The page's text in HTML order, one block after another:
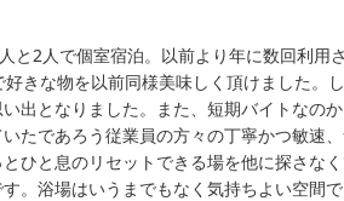
と2人で個室宿泊。以前より年に数回利
きな物を以前同様美味しく頂けました。
出となりました。また、短期バイトなの
たであろう従業員の方々の丁寧かつ敏速
ひと息のリセットできる場を他に探さな
。浴場はいうまでもなく気持ちよい空間